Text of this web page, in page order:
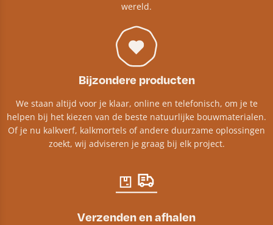
wereld.
Bijzondere producten
We staan altijd voor je klaar, online en telefonisch, om je te
helpen bij het kiezen van de beste natuurlijke bouwmaterialen.
Of je nu kalkverf, kalkmortels of andere duurzame oplossingen
zoekt, wij adviseren je graag bij elk project.​
Verzenden en afhalen